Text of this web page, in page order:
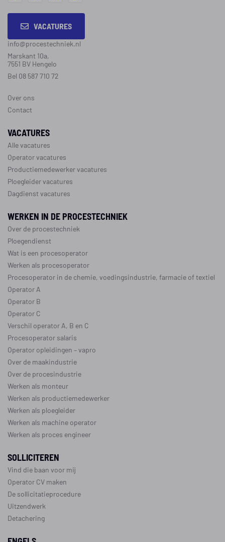
VACATURES
info@procestechniek.nl
Marskant 10a,
7551 BV Hengelo
Bel 08 587 710 72
Over ons
Contact
VACATURES
Alle vacatures
Operator vacatures
Productiemedewerker vacatures
Ploegleider vacatures
Dagdienst vacatures
WERKEN IN DE PROCESTECHNIEK
Over de procestechniek
Ploegendienst
Wat is een procesoperator
Werken als procesoperator
Procesoperator in de chemie, voedingsindustrie, farmacie oftextiel
Operator A
Operator B
Operator C
Verschil operator A, B en C
Procesoperator salaris
Operator opleidingen –vapro
Over de maakindustrie
Over de procesindustrie
Werken als monteur
Werken als productiemedewerker
Werken als ploegleider
Werken als machine operator
Werken als proces engineer
SOLLICITEREN
Vind die baan voor mij
Operator CV maken
De sollicitatieprocedure
Uitzendwerk
Detachering